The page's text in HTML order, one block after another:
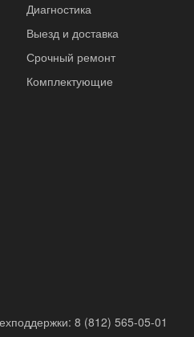
Диагностика
Выезд и доставка
Срочный ремонт
Комплектующие
8 (812) 565-05-01